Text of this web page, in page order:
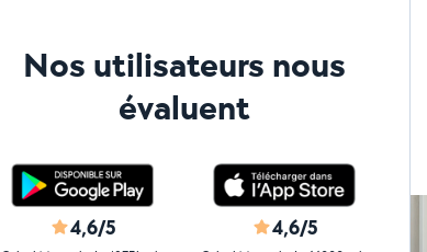
Nos utilisateurs nous
évaluent
4,6/5 4,6/5